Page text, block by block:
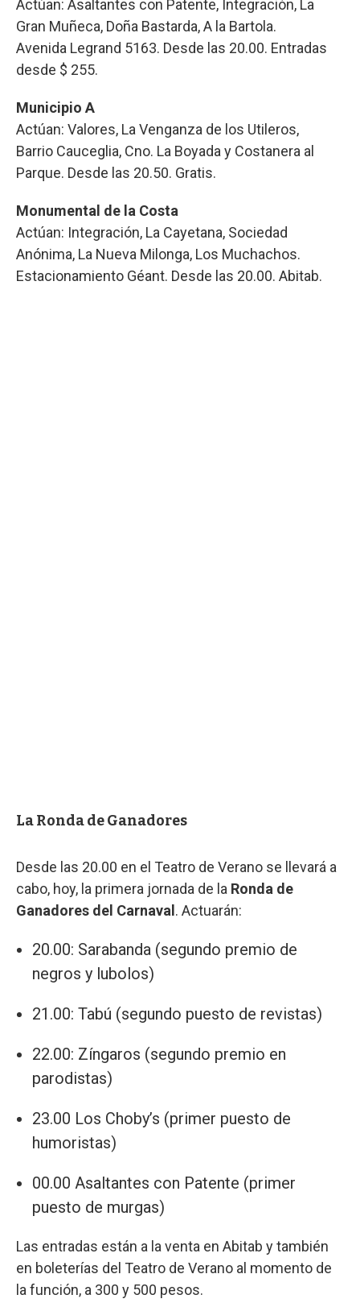
Actúan: Asaltantes con Patente, Integración, La
Gran Muñeca, Doña Bastarda, A la Bartola.
Avenida Legrand 5163. Desde las 20.00. Entradas
desde $ 255.
Municipio A
Actúan: Valores, La Venganza de los Utileros,
Barrio Cauceglia, Cno. La Boyada y Costanera al
Parque. Desde las 20.50. Gratis.
Monumental de la Costa
Actúan: Integración, La Cayetana, Sociedad
Anónima, La Nueva Milonga, Los Muchachos.
Estacionamiento Géant. Desde las 20.00. Abitab.
La Ronda de Ganadores
Desde las 20.00 en el Teatro de Verano se llevará a
cabo, hoy, la primera jornada de la Ronda de
Ganadores del Carnaval . Actuarán:
20.00: Sarabanda (segundo premio de
negros y lubolos)
21.00: Tabú (segundo puesto de revistas)
22.00: Zíngaros (segundo premio en
parodistas)
23.00 Los Choby’s (primer puesto de
humoristas)
00.00 Asaltantes con Patente (primer
puesto de murgas)
Las entradas están a la venta en Abitab y también
en boleterías del Teatro de Verano al momento de
la función, a 300 y 500 pesos.